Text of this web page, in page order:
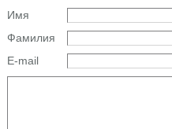
Имя
Фамилия
E-mail